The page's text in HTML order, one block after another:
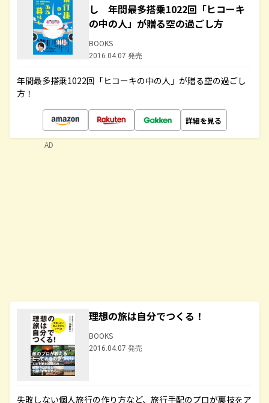
し 年間最多搭乗1022回「ヒコーキ
の中の人」が贈る空の過ごし方
BOOKS
2016.04.07 発売
年間最多搭乗1022回「ヒコーキの中の人」が贈る空の過ごし
方！
詳細を見る
理想の旅は自分でつくる！
BOOKS
2016.04.07 発売
失敗しない個人旅行の作り方など、旅行手配のプロが裏技をア
AD